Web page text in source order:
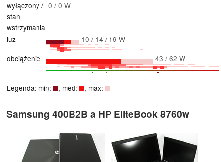
wyłączony /
stan
wstrzymania
0 / 0 W
luz
10 / 14 / 19 W
obciążenie
43 / 62 W
Legenda: min: , med: , max:
Samsung 400B2B a HP EliteBook 8760w